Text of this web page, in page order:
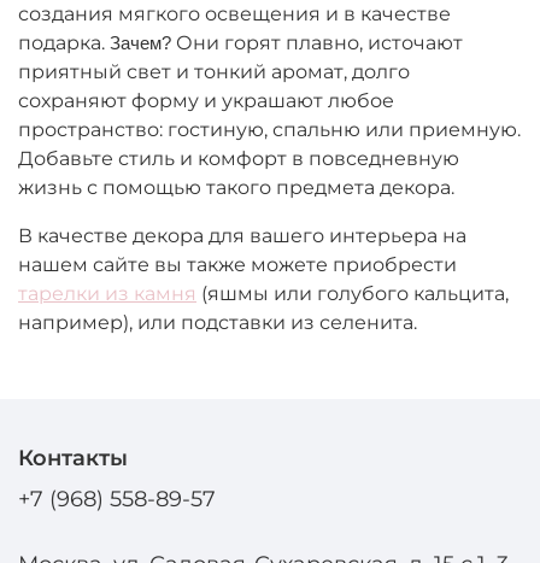
создания мягкого освещения и в качестве
подарка. Зачем? Они горят плавно, источают
приятный свет и тонкий аромат, долго
сохраняют форму и украшают любое
пространство: гостиную, спальню или приемную.
Добавьте стиль и комфорт в повседневную
жизнь с помощью такого предмета декора.
В качестве декора для вашего интерьера на
нашем сайте вы также можете приобрести
тарелки из камня (яшмы или голубого кальцита,
например), или подставки из селенита.
Контакты
+7 (968) 558-89-57